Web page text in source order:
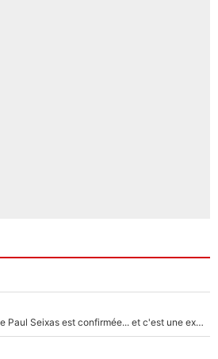
La signature du grand rival de Paul Seixas est confirmée... et c'est une excellente nouvelle pour l'équipe Decathlon-CMA CGM !